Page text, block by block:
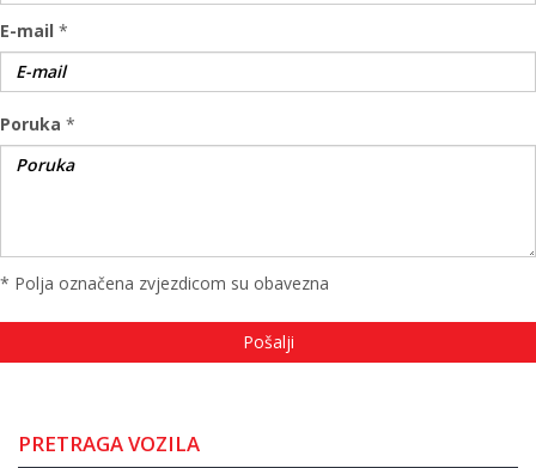
E-mail *
Poruka *
* Polja označena zvjezdicom su obavezna
PRETRAGA VOZILA